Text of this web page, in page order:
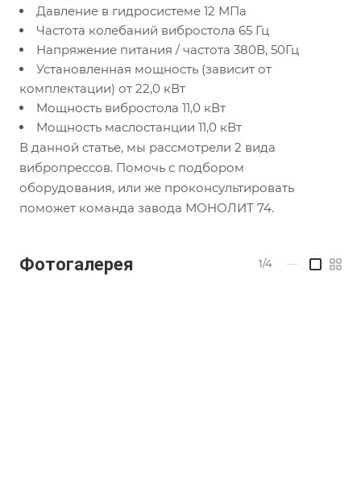
Давление в гидросистеме 12 МПа
Частота колебаний вибростола 65 Гц
Напряжение питания / частота 380В, 50Гц
Установленная мощность (зависит от
комплектации) от 22,0 кВт
Мощность вибростола 11,0 кВт
Мощность маслостанции 11,0 кВт
В данной статье, мы рассмотрели 2 вида
вибропрессов. Помочь с подбором
оборудования, или же проконсультировать
поможет команда завода МОНОЛИТ 74.
Фотогалерея 1/4 —